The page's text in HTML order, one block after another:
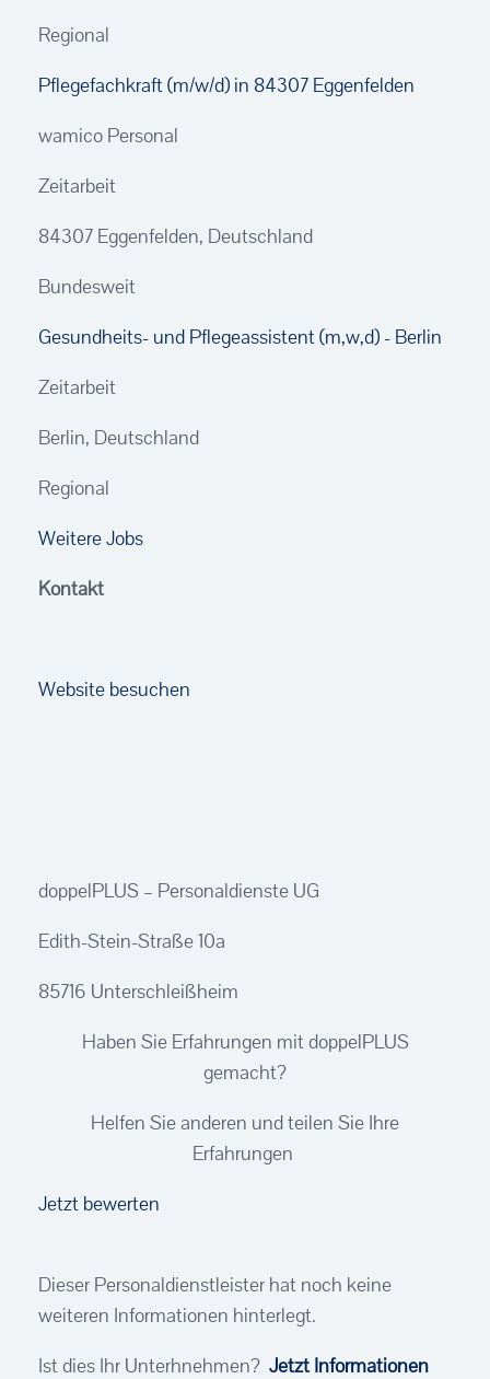
Regional
Pflegefachkraft (m/w/d) in 84307 Eggenfelden
wamico Personal
Zeitarbeit
84307 Eggenfelden, Deutschland
Bundesweit
Gesundheits- und Pflegeassistent (m,w,d) - Berlin
Zeitarbeit
Berlin, Deutschland
Regional
Weitere Jobs
Kontakt
Website besuchen
doppelPLUS – Personaldienste UG
Edith-Stein-Straße 10a
85716 Unterschleißheim
Haben Sie Erfahrungen mit doppelPLUS
gemacht?
Helfen Sie anderen und teilen Sie Ihre
Erfahrungen
Jetzt bewerten
Dieser Personaldienstleister hat noch keine
weiteren Informationen hinterlegt.
Ist dies Ihr Unterhnehmen? Jetzt Informationen